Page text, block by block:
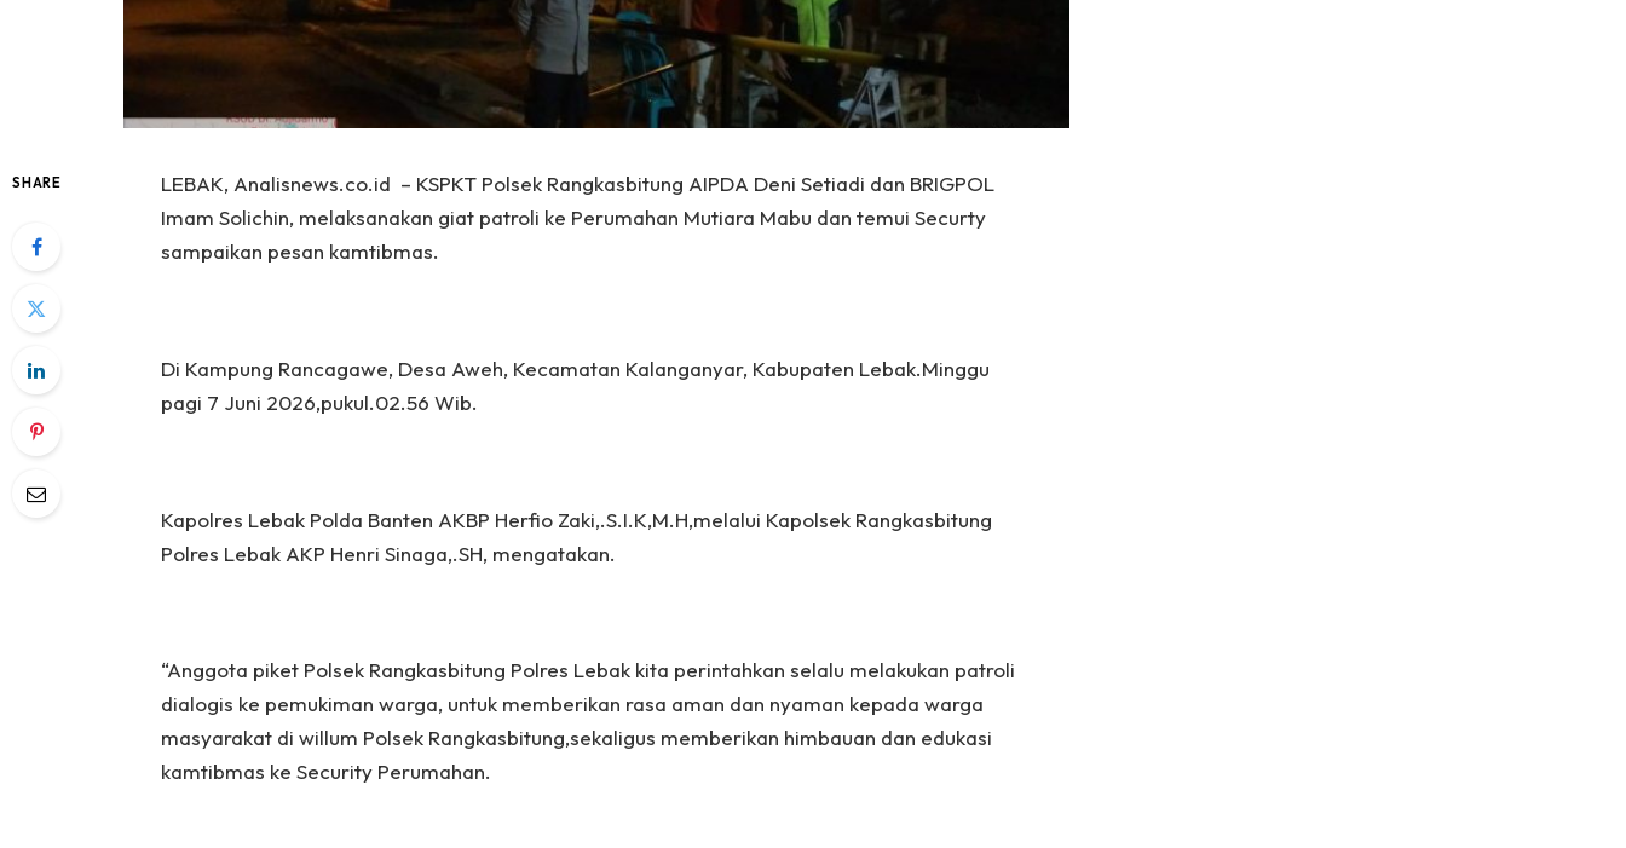
SHARE
LEBAK, Analisnews.co.id – KSPKT Polsek Rangkasbitung AIPDA Deni Setiadi dan BRIGPOL
Imam Solichin, melaksanakan giat patroli ke Perumahan Mutiara Mabu dan temui Securty
sampaikan pesan kamtibmas.
Di Kampung Rancagawe, Desa Aweh, Kecamatan Kalanganyar, Kabupaten Lebak.Minggu
pagi 7 Juni 2026,pukul.02.56 Wib.
Kapolres Lebak Polda Banten AKBP Herfio Zaki,.S.I.K,M.H,melalui Kapolsek Rangkasbitung
Polres Lebak AKP Henri Sinaga,.SH, mengatakan.
“Anggota piket Polsek Rangkasbitung Polres Lebak kita perintahkan selalu melakukan patroli
dialogis ke pemukiman warga, untuk memberikan rasa aman dan nyaman kepada warga
masyarakat di willum Polsek Rangkasbitung,sekaligus memberikan himbauan dan edukasi
kamtibmas ke Security Perumahan.